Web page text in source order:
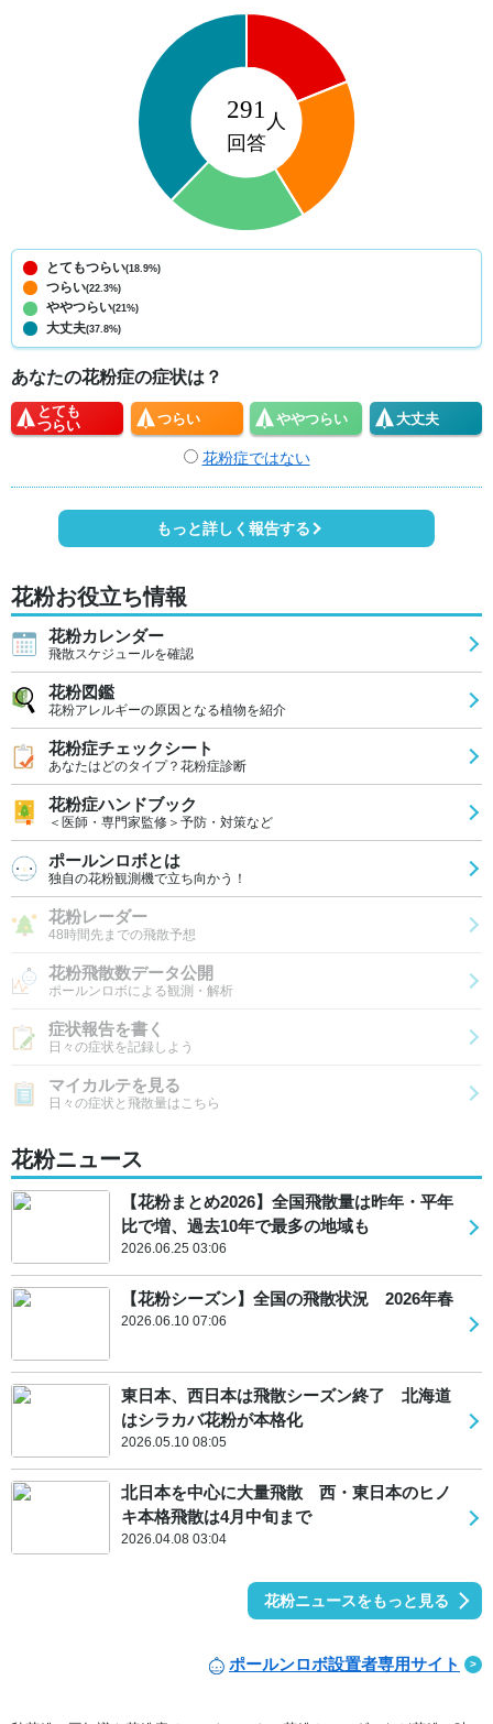
とてもつらい(18.9%)
つらい(22.3%)
ややつらい(21%)
大丈夫(37.8%)
あなたの花粉症の症状は？
とても
つらい
つらい ややつらい 大丈夫
花粉症ではない
もっと詳しく報告する
花粉お役立ち情報
花粉カレンダー
飛散スケジュールを確認
花粉図鑑
花粉アレルギーの原因となる植物を紹介
花粉症チェックシート
あなたはどのタイプ？花粉症診断
花粉症ハンドブック
＜医師・専門家監修＞予防・対策など
ポールンロボとは
独自の花粉観測機で立ち向かう！
花粉レーダー
48時間先までの飛散予想
花粉飛散数データ公開
ポールンロボによる観測・解析
症状報告を書く
日々の症状を記録しよう
マイカルテを見る
日々の症状と飛散量はこちら
花粉ニュース
【花粉まとめ2026】全国飛散量は昨年・平年
比で増、過去10年で最多の地域も
2026.06.25 03:06
【花粉シーズン】全国の飛散状況 2026年春
2026.06.10 07:06
東日本、西日本は飛散シーズン終了 北海道
はシラカバ花粉が本格化
2026.05.10 08:05
北日本を中心に大量飛散 西・東日本のヒノ
キ本格飛散は4月中旬まで
2026.04.08 03:04
花粉ニュースをもっと見る
ポールンロボ設置者専用サイト